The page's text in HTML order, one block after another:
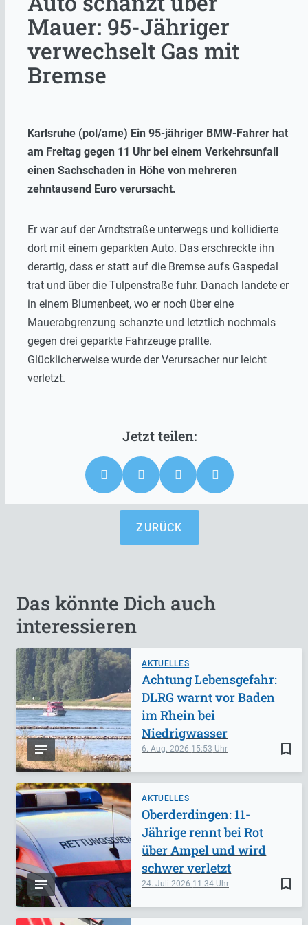
Mauer: 95-Jähriger
verwechselt Gas mit
Bremse
Karlsruhe (pol/ame) Ein 95-jähriger BMW-Fahrer hat
am Freitag gegen 11 Uhr bei einem Verkehrsunfall
einen Sachschaden in Höhe von mehreren
zehntausend Euro verursacht.
Er war auf der Arndtstraße unterwegs und kollidierte
dort mit einem geparkten Auto. Das erschreckte ihn
derartig, dass er statt auf die Bremse aufs Gaspedal
trat und über die Tulpenstraße fuhr. Danach landete er
in einem Blumenbeet, wo er noch über eine
Mauerabgrenzung schanzte und letztlich nochmals
gegen drei geparkte Fahrzeuge prallte.
Glücklicherweise wurde der Verursacher nur leicht
verletzt.
ZURÜCK
Das könnte Dich auch
interessieren
AKTUELLES
bookmark_border
6. Aug. 2026 15:53
Achtung Lebensgefahr:
DLRG warnt vor Baden
im Rhein bei
Niedrigwasser
AKTUELLES
bookmark_border
24. Juli 2026 11:34
Oberderdingen: 11-
Jährige rennt bei Rot
über Ampel und wird
schwer verletzt